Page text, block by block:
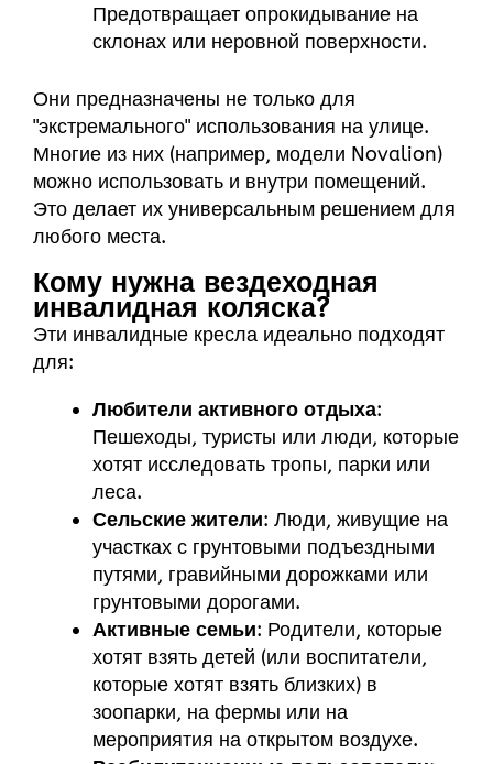
Предотвращает опрокидывание на
склонах или неровной поверхности.
Они предназначены не только для
"экстремального" использования на улице.
Многие из них (например, модели Novalion)
можно использовать и внутри помещений.
Это делает их универсальным решением для
любого места.
Кому нужна вездеходная
инвалидная коляска?
Эти инвалидные кресла идеально подходят
для:
Любители активного отдыха:
Пешеходы, туристы или люди, которые
хотят исследовать тропы, парки или
леса.
Сельские жители: Люди, живущие на
участках с грунтовыми подъездными
путями, гравийными дорожками или
грунтовыми дорогами.
Активные семьи: Родители, которые
хотят взять детей (или воспитатели,
которые хотят взять близких) в
зоопарки, на фермы или на
мероприятия на открытом воздухе.